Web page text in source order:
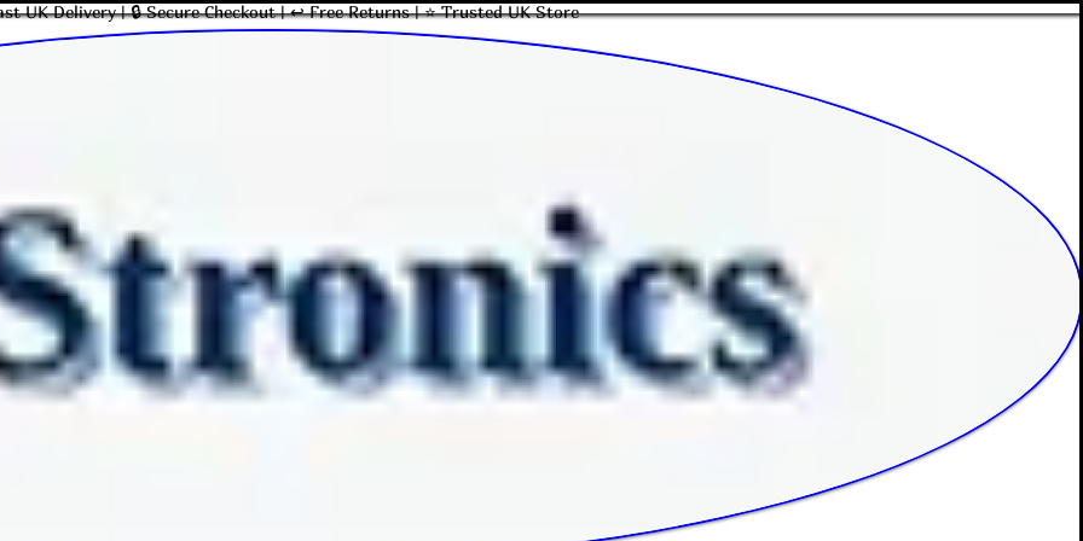
UK Delivery | 🔒 Secure Checkout | ↩ Free Returns | ⭐ Trusted UK Store